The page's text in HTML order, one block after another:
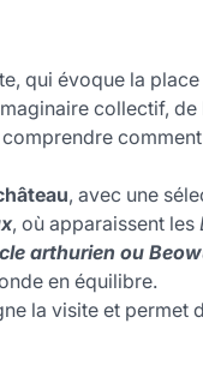
qui évoque la
collectif,
, avec une
, où apparaissent les
arthurien ou
en équilibre.
la visite et